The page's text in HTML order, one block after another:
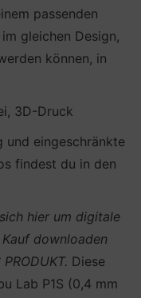
passenden
gleichen Design,
können, in
3D-Druck
und eingeschränkte
findest du in den
hier um digitale
downloaden
Diese
Lab P1S (0,4 mm